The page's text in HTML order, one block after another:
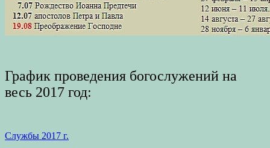
График проведения богослужений на
весь 2017 год:
Службы 2017 г.